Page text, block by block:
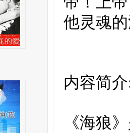
他灵魂
内容简
《海狼